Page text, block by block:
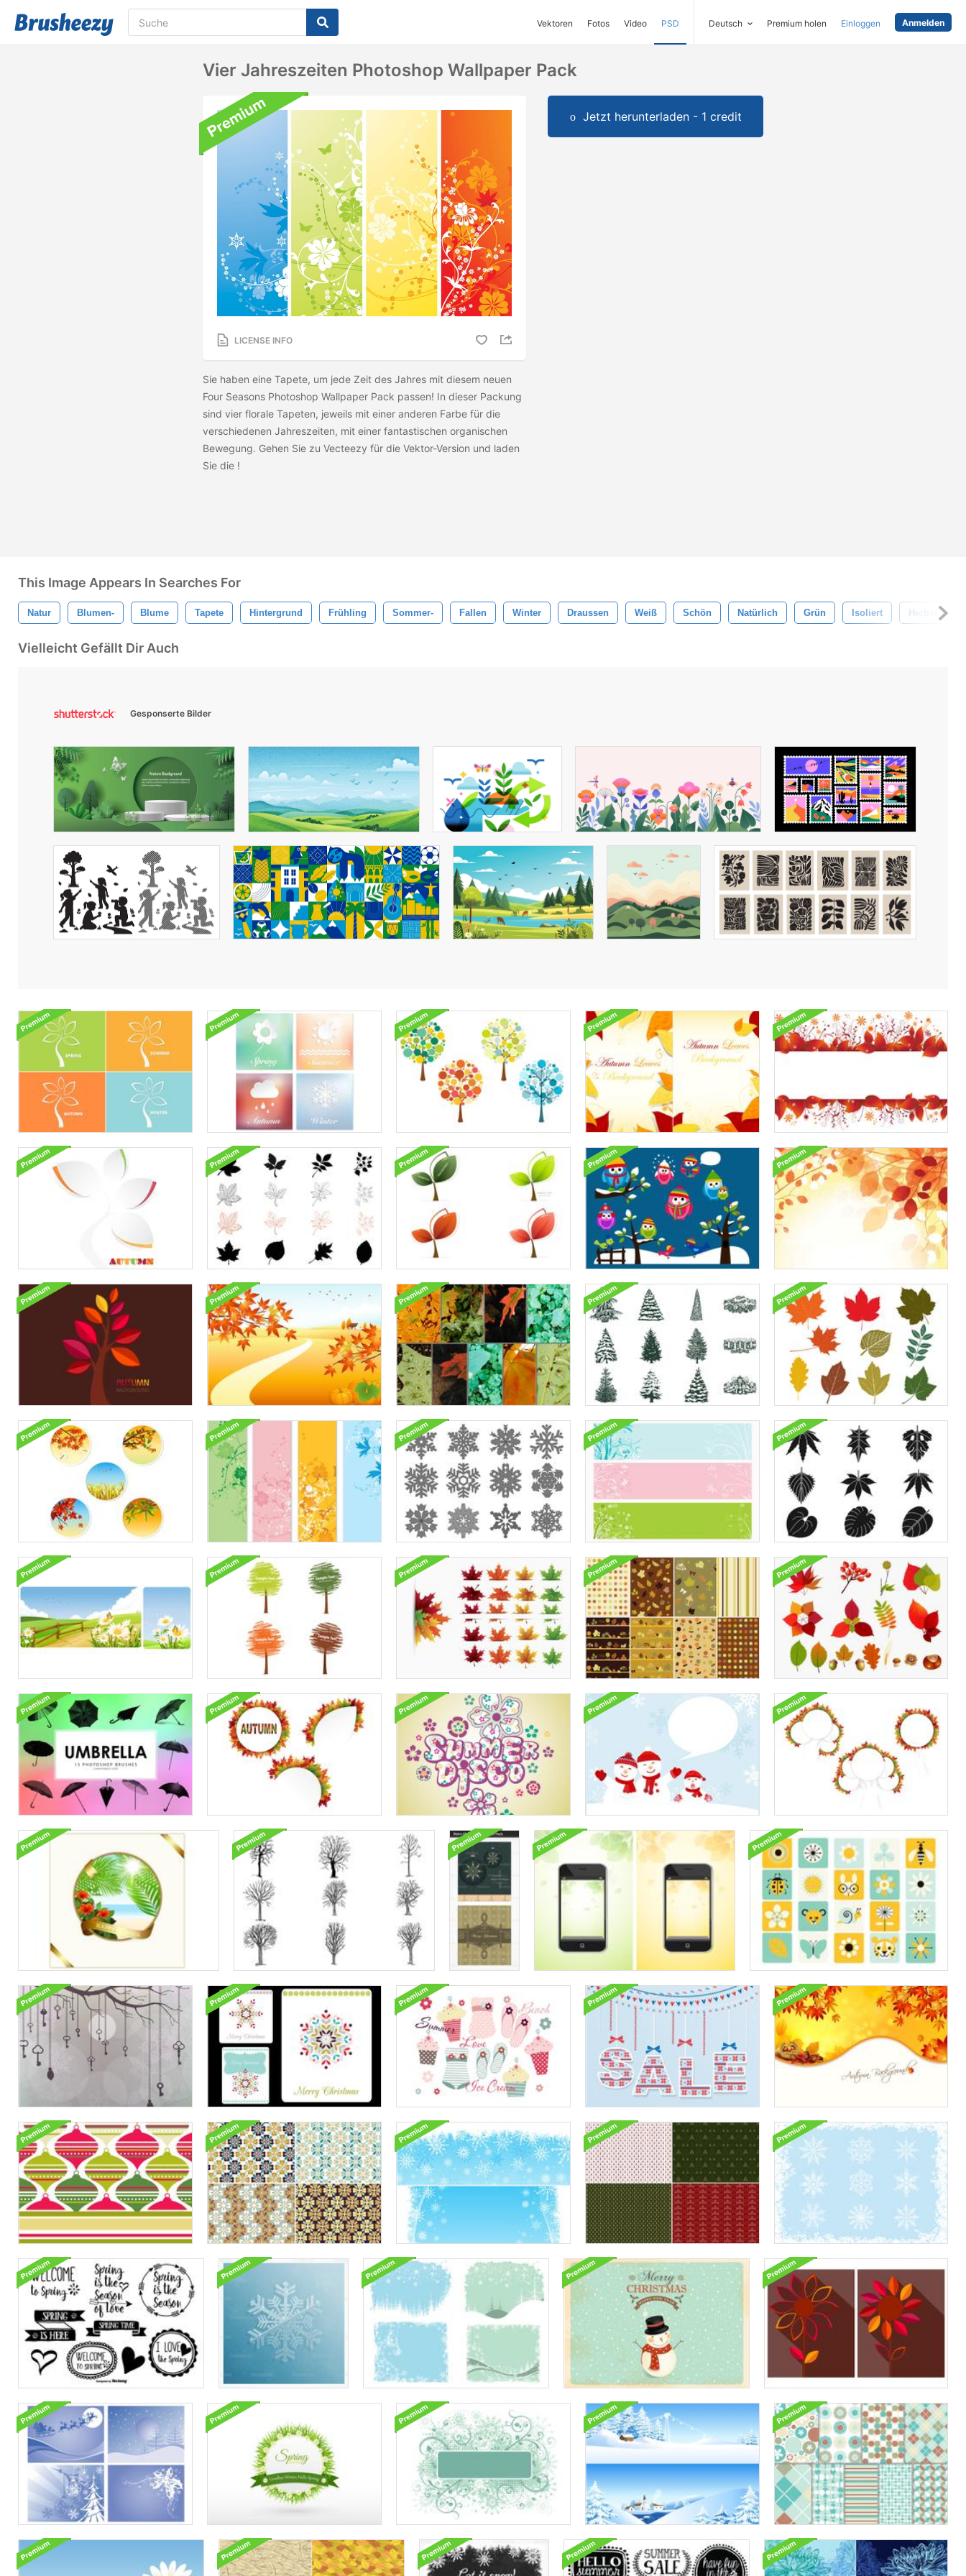
Vektoren Fotos Video PSD Deutsch Premium holen Einloggen Anmelden
Vier Jahreszeiten Photoshop Wallpaper Pack
LICENSE INFO
Sie haben eine Tapete, um jede Zeit des Jahres mit diesem neuen
Four Seasons Photoshop Wallpaper Pack passen! In dieser Packung
sind vier florale Tapeten, jeweils mit einer anderen Farbe für die
verschiedenen Jahreszeiten, mit einer fantastischen organischen
Bewegung. Gehen Sie zu Vecteezy für die Vektor-Version und laden
Sie die !
Jetzt herunterladen - 1 credit
This Image Appears In Searches For
Natur Blumen- Blume Tapete Hintergrund Frühling Sommer- Fallen Winter Draussen Weiß Schön Natürlich Grün Isoliert Herbst
Vielleicht Gefällt Dir Auch
Gesponserte Bilder